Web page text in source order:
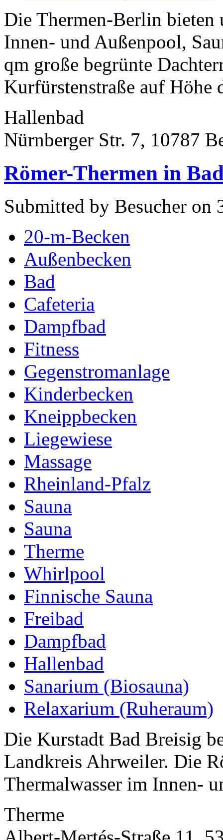
Die Thermen-Berlin bieten
Innen- und Außenpool,
qm große begrünte
Kurfürstenstraße auf Höhe
Hallenbad
Nürnberger Str. 7, 10787
Römer-Thermen in
Submitted by Besucher on
20-m-Becken
Außenbecken
Bad
Cafeteria
Dampfbad
Fitness
Gegenstromanlage
Kinderbecken
Kneippbecken
Liegewiese
Massage
Rheinland-Pfalz
Sauna
Sauna
Therme
Whirlpool
Finnische Sauna
Freibad
Dampfbad
Hallenbad
Sanarium (Biosauna)
Relaxarium (Ruheraum)
Die Kurstadt Bad Breisig
Landkreis Ahrweiler. Die
Thermalwasser im Innen-
Therme